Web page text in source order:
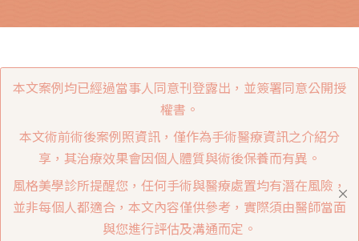
本文案例均已經過當事人同意刊登露出，並簽署同意公開授
權書。
本文術前術後案例照資訊，僅作為手術醫療資訊之介紹分
享，其治療效果會因個人體質與術後保養而有異。
風格美學診所提醒您，任何手術與醫療處置均有潛在風險，
並非每個人都適合，本文內容僅供參考，實際須由醫師當面
與您進行評估及溝通而定。